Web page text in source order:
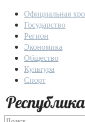
Официальная
Государство
Регион
Экономика
Общество
Культура
Спорт